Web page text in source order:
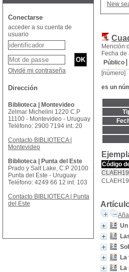
New
Mención
Fecha
Público
[número]
es un
Código
Conectarse
acceder a su cuenta de
usuario
Olvidé mi contraseña
Dirección
Biblioteca | Montevideo
Zelmar Michelini 1220 C.P
11100 - Montevideo - Uruguay
Teléfono: 2900 7194 int. 20
Contacto BIBLIOTECA |
Montevideo
Biblioteca | Punta del Este
Prado y Salt Lake, C.P 20100
Punta del Este - Uruguay
Teléfono: 4249 66 12 int. 103
Contacto BIBLIOTECA | Punta
del Este